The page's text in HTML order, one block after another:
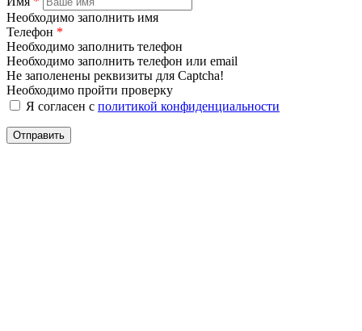
Необходимо заполнить имя
Телефон *
Необходимо заполнить телефон
Необходимо заполнить телефон или email
Не заполенены реквизиты для Captcha!
Необходимо пройти проверку
Я согласен с политикой конфиденциальности
Отправить